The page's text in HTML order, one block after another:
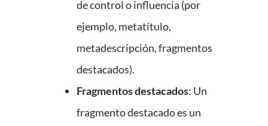
de control o influencia (por
ejemplo, metatítulo,
metadescripción, fragmentos
destacados).
Fragmentos destacados: Un
fragmento destacado es un